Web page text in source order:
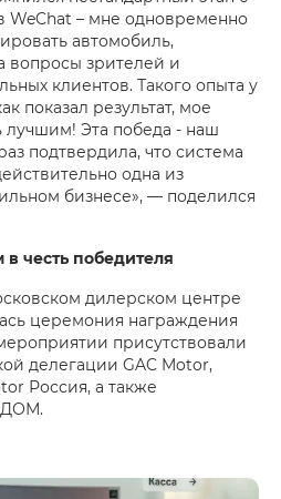
WeChat – мне одновременно
автомобиль,
вопросы зрителей и
клиентов. Такого опыта у
показал результат, мое
лучшим! Эта победа - наш
подтвердила, что система
одна из
бизнесе», — поделился
честь победителя
дилерском центре
церемония награждения
присутствовали
делегации GAC Motor,
Россия, а также